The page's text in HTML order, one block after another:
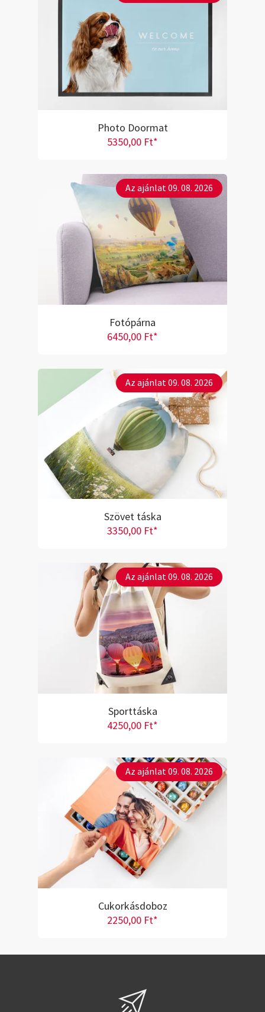
Photo Doormat
5350,00 Ft*
Az ajánlat 09. 08. 2026
Fotópárna
6450,00 Ft*
Az ajánlat 09. 08. 2026
Szövet táska
3350,00 Ft*
Az ajánlat 09. 08. 2026
Sporttáska
4250,00 Ft*
Az ajánlat 09. 08. 2026
Cukorkásdoboz
2250,00 Ft*